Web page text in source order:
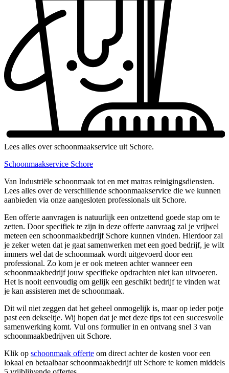
Lees alles over schoonmaakservice uit Schore.
Schoonmaakservice Schore
Van Industriële schoonmaak tot en met matras reinigingsdiensten.
Lees alles over de verschillende schoonmaakservice die we kunnen
aanbieden via onze aangesloten professionals uit Schore.
Een offerte aanvragen is natuurlijk een ontzettend goede stap om te
zetten. Door specifiek te zijn in deze offerte aanvraag zal je vrijwel
meteen een schoonmaakbedrijf Schore kunnen vinden. Hierdoor zal
je zeker weten dat je gaat samenwerken met een goed bedrijf, je wilt
immers wel dat de schoonmaak wordt uitgevoerd door een
professional. Zo kom je er ook meteen achter wanneer een
schoonmaakbedrijf jouw specifieke opdrachten niet kan uitvoeren.
Het is nooit eenvoudig om gelijk een geschikt bedrijf te vinden wat
je kan assisteren met de schoonmaak.
Dit wil niet zeggen dat het geheel onmogelijk is, maar op ieder potje
past een dekseltje. Wij hopen dat je met deze tips tot een succesvolle
samenwerking komt. Vul ons formulier in en ontvang snel 3 van
schoonmaakbedrijven uit Schore.
Klik op schoonmaak offerte om direct achter de kosten voor een
lokaal en betaalbaar schoonmaakbedrijf uit Schore te komen middels